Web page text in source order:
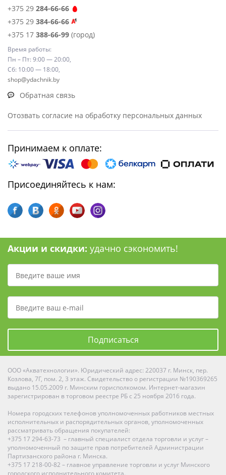
+375 29 284-66-66
+375 29 384-66-66
+375 17 388-66-99 (город)
Время работы:
Пн – Пт: 9:00 — 20:00,
Сб: 10:00 — 18:00,
shop@ydachnik.by
Обратная связь
Отозвать согласие на обработку персональных данных
Принимаем к оплате:
Присоединяйтесь к нам:
Акции и скидки: удачно сэкономить!
Подписаться
ООО «Акватехнологии». Юридический адрес: 220037 г. Минск, пер.
Козлова, 7Г, пом. 2, 3 этаж. Свидетельство о регистрации №190369265
выдано 15.05.2009 г. Минским горисполкомом. Интернет-магазин
зарегистрирован в торговом реестре РБ с 25 ноября 2016 года.
Номера городских телефонов уполномоченных работников местных
исполнительных и распорядительных органов, уполномоченных
рассматривать обращения покупателей:
+375 17 294-63-73 – главный специалист отдела торговли и услуг –
уполномоченный по защите прав потребителей Администрации
Партизанского района г. Минска.
+375 17 218-00-82 – главное управление торговли и услуг Минского